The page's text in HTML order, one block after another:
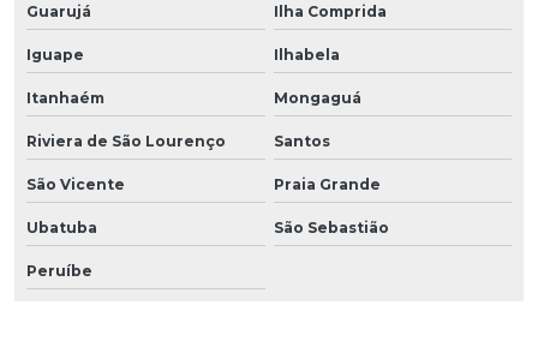
Guarujá Ilha Comprida
Iguape Ilhabela
Itanhaém Mongaguá
Riviera de São Lourenço Santos
São Vicente Praia Grande
Ubatuba São Sebastião
Peruíbe